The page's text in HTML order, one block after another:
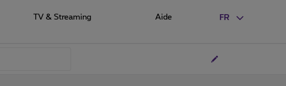
FR
TV & Streaming Aide